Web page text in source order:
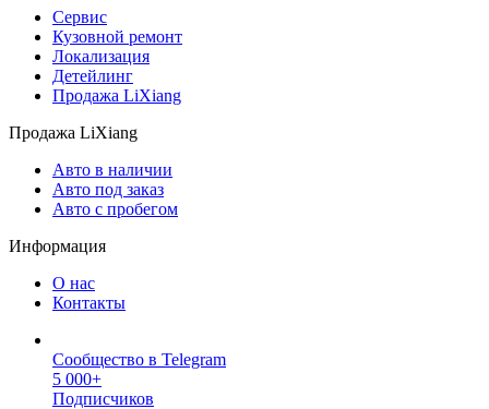
Сервис
Кузовной ремонт
Локализация
Детейлинг
Продажа LiXiang
Продажа LiXiang
Авто в наличии
Авто под заказ
Авто с пробегом
Информация
О нас
Контакты
Сообщество в Telegram
5 000+
Подписчиков